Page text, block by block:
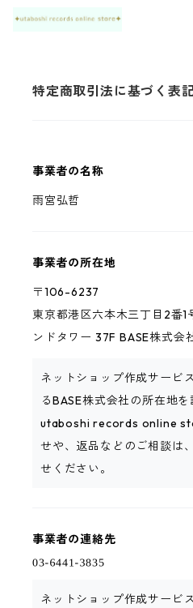
特定商取引法に基づく表
事業者の名称
雨宮弘哲
事業者の所在地
〒106-6237
東京都港区六本木三丁目2番1
ンドタワー 37F BASE株式会
ネットショップ作成サービ
るBASE株式会社の所在地を
utaboshi records online
せや、返品などのご相談は、
せください。
事業者の連絡先
ネットショップ作成サービ